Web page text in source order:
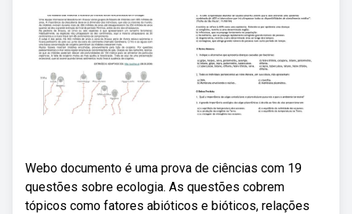
Webo documento é uma prova de ciências com 19
questões sobre ecologia. As questões cobrem
tópicos como fatores abióticos e bióticos, relações